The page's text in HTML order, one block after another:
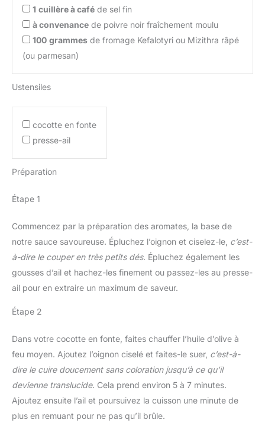
1 cuillère à café de sel fin
à convenance de poivre noir fraîchement moulu
100 grammes de fromage Kefalotyri ou Mizithra râpé
(ou parmesan)
Ustensiles
cocotte en fonte
presse-ail
Préparation
Étape 1
Commencez par la préparation des aromates, la base de
notre sauce savoureuse. Épluchez l’oignon et ciselez-le, c’est-
à-dire le couper en très petits dés. Épluchez également les
gousses d’ail et hachez-les finement ou passez-les au presse-
ail pour en extraire un maximum de saveur.
Étape 2
Dans votre cocotte en fonte, faites chauffer l’huile d’olive à
feu moyen. Ajoutez l’oignon ciselé et faites-le suer, c’est-à-
dire le cuire doucement sans coloration jusqu’à ce qu’il
devienne translucide. Cela prend environ 5 à 7 minutes.
Ajoutez ensuite l’ail et poursuivez la cuisson une minute de
plus en remuant pour ne pas qu’il brûle.